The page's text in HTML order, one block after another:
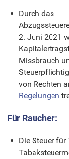
Durch das
2. Juni 2021
Missbrauch
von Rechten
Regelungen
Für Raucher:
Die Steuer